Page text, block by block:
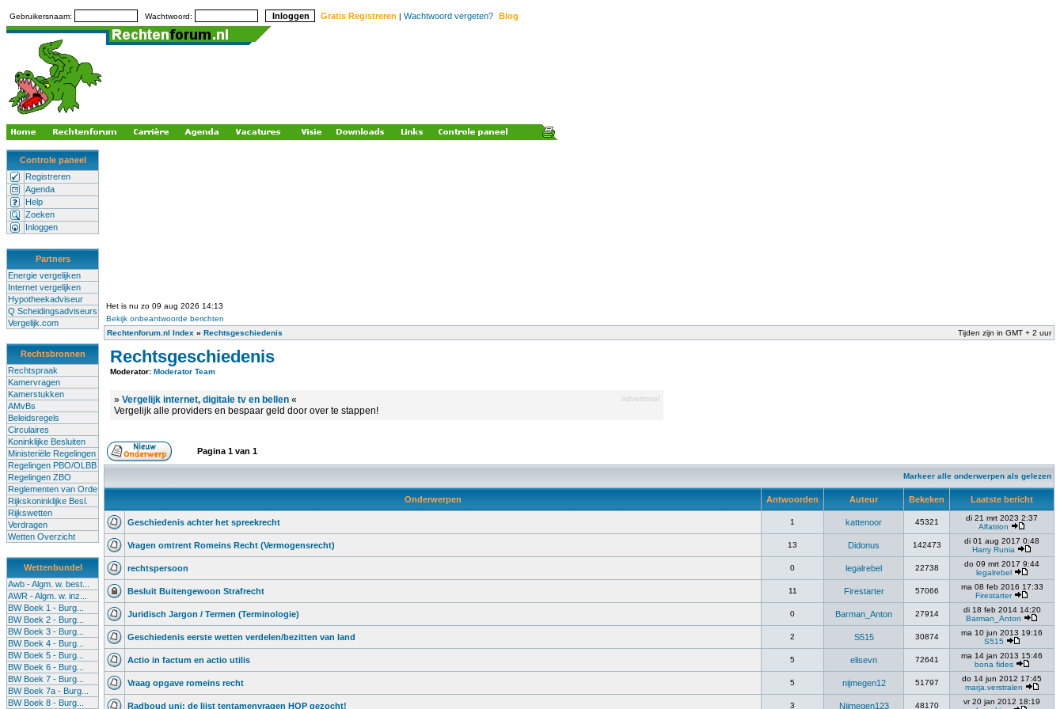
Gebruikersnaam: Wachtwoord: Gratis Registreren | Wachtwoord vergeten? Blog
Controle paneel
Registreren
Agenda
Help
Zoeken
Inloggen
Partners
Energie vergelijken
Internet vergelijken
Hypotheekadviseur
Q Scheidingsadviseurs
Vergelijk.com
Rechtsbronnen
Rechtspraak
Kamervragen
Kamerstukken
AMvBs
Beleidsregels
Circulaires
Koninklijke Besluiten
Ministeriële Regelingen
Regelingen PBO/OLBB
Regelingen ZBO
Reglementen van Orde
Rijkskoninklijke Besl.
Rijkswetten
Verdragen
Wetten Overzicht
Wettenbundel
Awb - Algm. w. best...
AWR - Algm. w. inz...
BW Boek 1 - Burg...
BW Boek 2 - Burg...
BW Boek 3 - Burg...
BW Boek 4 - Burg...
BW Boek 5 - Burg...
BW Boek 6 - Burg...
BW Boek 7 - Burg...
BW Boek 7a - Burg...
BW Boek 8 - Burg...
Het is nu zo 09 aug 2026 14:13
Bekijk onbeantwoorde berichten
Rechtenforum.nl Index » Rechtsgeschiedenis Tijden zijn in GMT + 2 uur
Rechtsgeschiedenis
Moderator: Moderator Team
» Vergelijk internet, digitale tv en bellen « advertorial
Vergelijk alle providers en bespaar geld door over te stappen!
Pagina 1 van 1
Markeer alle onderwerpen als gelezen
Onderwerpen Antwoorden Auteur Bekeken Laatste bericht
Geschiedenis achter het spreekrecht 1 kattenoor 45321
di 21 mrt 2023 2:37
Alfatrion
Vragen omtrent Romeins Recht (Vermogensrecht) 13 Didonus 142473
di 01 aug 2017 0:48
Harry Runia
rechtspersoon 0 legalrebel 22738
do 09 mrt 2017 9:44
legalrebel
Besluit Buitengewoon Strafrecht 11 Firestarter 57066
ma 08 feb 2016 17:33
Firestarter
Juridisch Jargon / Termen (Terminologie) 0 Barman_Anton 27914
di 18 feb 2014 14:20
Barman_Anton
Geschiedenis eerste wetten verdelen/bezitten van land 2 S515 30874
ma 10 jun 2013 19:16
S515
Actio in factum en actio utilis 5 elisevn 72641
ma 14 jan 2013 15:46
bona fides
Vraag opgave romeins recht 5 nijmegen12 51797
do 14 jun 2012 17:45
marja.verstralen
Radboud uni: de lijst tentamenvragen HOP gezocht! 3 Nijmegen123 48170
vr 20 jan 2012 18:19